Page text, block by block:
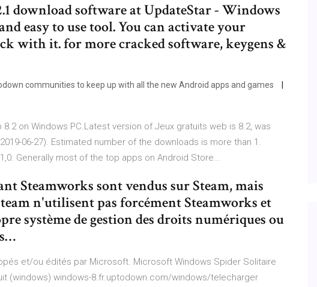
download software at UpdateStar - Windows
easy to use tool. You can activate your
with it. for more cracked software, keygens &
communities to keep up with all the new Android apps and games
on Windows PC.Latest version of Jeux gratuits web is 8.2, was
06-27). Estimated number of the downloads is more than 1.
Generally most of the top apps on Android Store...
Steamworks sont vendus sur Steam, mais
n'utilisent pas forcément Steamworks et
système de gestion des droits numériques ou
et/ou édités par Microsoft. Microsoft Windows Spider Solitaire
(windows) windows-8.fr.uptodown.com/windows/telecharger